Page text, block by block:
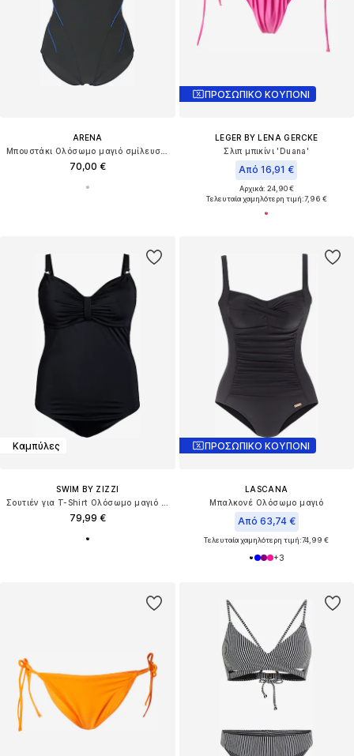
ARENA
70,00 €
ΠΡΟΣΩΠΙΚΟ ΚΟΥΠΟΝΙ
LEGER BY LENA GERCKE
Σλιπ μπικίνι 'Duana'
Από 16,91 €
Αρχικά: 24,90 €
Τελευταία χαμηλότερη τιμή:7,96 €
Καμπύλες
SWIM BY ZIZZI
79,99 €
ΠΡΟΣΩΠΙΚΟ ΚΟΥΠΟΝΙ
LASCANA
Μπαλκονέ Ολόσωμο μαγιό
Από 63,74 €
Τελευταία χαμηλότερη τιμή:74,99 €
+3